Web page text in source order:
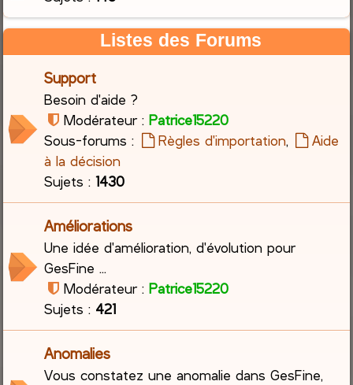
h
Listes des Forums
Support
Besoin d'aide ?
Modérateur : Patrice15220
Sous-forums :
Règles d'importation,
Aide
à la décision
Sujets :1430
Améliorations
Une idée d'amélioration, d'évolution pour
GesFine ...
Modérateur : Patrice15220
Sujets : 421
Anomalies
Vous constatez une anomalie dans GesFine,